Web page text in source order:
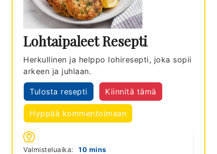
Lohtaipaleet Resepti
Herkullinen ja helppo lohiresepti, joka sopii
arkeen ja juhlaan.
Tulosta resepti Kiinnitä tämä
Hyppää kommentoimaan
Valmisteluaika: 10 minutes
mins